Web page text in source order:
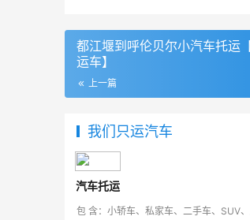
都江堰到呼伦贝尔小汽车托运
运车】
上一篇
我们只运汽车
汽车托运
包 含：小轿车、私家车、二手车、SUV